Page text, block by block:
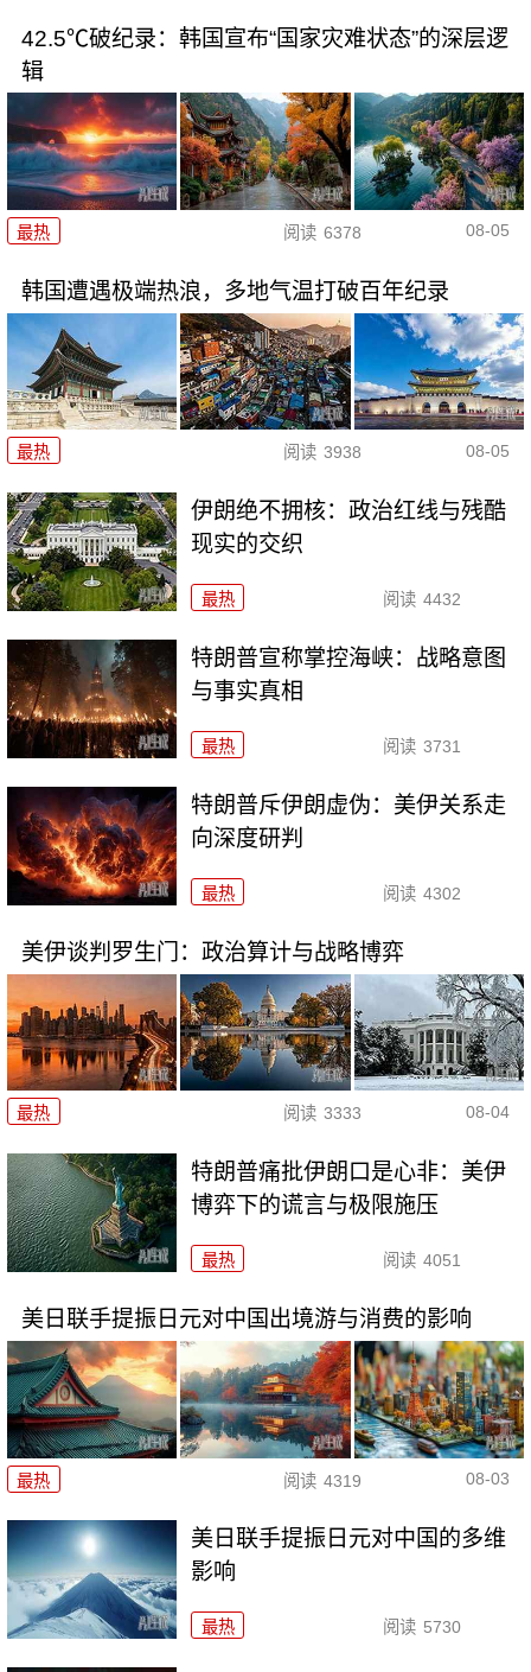
42.5℃破纪录：韩国宣布“国家灾难状态”的深层逻
辑
最热 阅读 6378 08-05
韩国遭遇极端热浪，多地气温打破百年纪录
最热 阅读 3938 08-05
伊朗绝不拥核：政治红线与残酷
现实的交织
最热 阅读 4432
特朗普宣称掌控海峡：战略意图
与事实真相
最热 阅读 3731
特朗普斥伊朗虚伪：美伊关系走
向深度研判
最热 阅读 4302
美伊谈判罗生门：政治算计与战略博弈
最热 阅读 3333 08-04
特朗普痛批伊朗口是心非：美伊
博弈下的谎言与极限施压
最热 阅读 4051
美日联手提振日元对中国出境游与消费的影响
最热 阅读 4319 08-03
美日联手提振日元对中国的多维
影响
最热 阅读 5730